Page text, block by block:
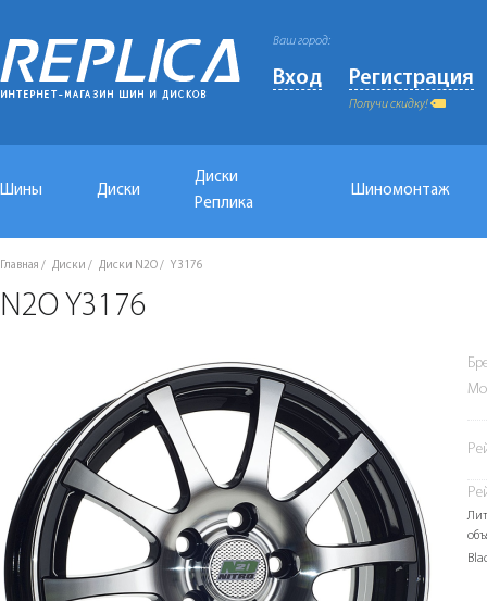
Ваш город:
Вход Регистрация
Получи скидку!
Шины Диски
Диски
Реплика
Шиномонтаж
Главная Диски Диски N2O Y3176
N2O Y3176